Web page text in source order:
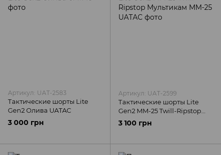
Артикул: UAT-2583
Тактические шорты Lite
Gen2 Олива UATAC
3 000 грн
Артикул: UAT-2599
Тактические шорты Lite
Gen2 MM-25 Twill-Ripstop
Мультикам ММ-25 UATAC
3 100 грн